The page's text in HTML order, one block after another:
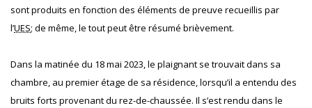
sont produits en fonction des éléments de preuve recueillis par
l’UES; de même, le tout peut être résumé brièvement.
Dans la matinée du 18 mai 2023, le plaignant se trouvait dans sa
chambre, au premier étage de sa résidence, lorsqu’il a entendu des
bruits forts provenant du rez-de-chaussée. Il s’est rendu dans le